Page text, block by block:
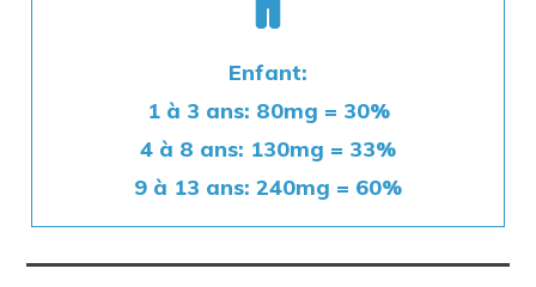
Enfant:
1 à 3 ans: 80mg = 30%
4 à 8 ans: 130mg = 33%
9 à 13 ans: 240mg = 60%